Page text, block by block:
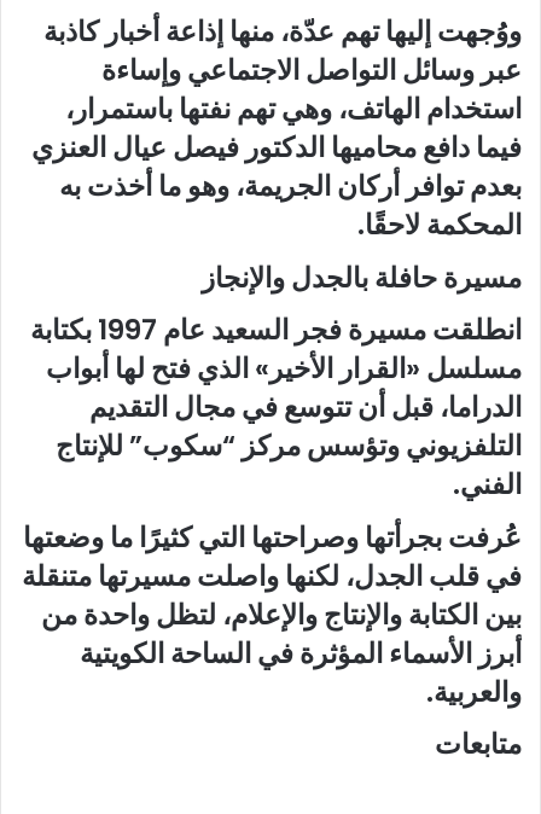
ووُجهت إليها تهم عدّة، منها إذاعة أخبار كاذبة
عبر وسائل التواصل الاجتماعي وإساءة
استخدام الهاتف، وهي تهم نفتها باستمرار،
فيما دافع محاميها الدكتور فيصل عيال العنزي
بعدم توافر أركان الجريمة، وهو ما أخذت به
المحكمة لاحقًا.
مسيرة حافلة بالجدل والإنجاز
انطلقت مسيرة فجر السعيد عام 1997 بكتابة
مسلسل «القرار الأخير» الذي فتح لها أبواب
الدراما، قبل أن تتوسع في مجال التقديم
التلفزيوني وتؤسس مركز “سكوب” للإنتاج
الفني.
عُرفت بجرأتها وصراحتها التي كثيرًا ما وضعتها
في قلب الجدل، لكنها واصلت مسيرتها متنقلة
بين الكتابة والإنتاج والإعلام، لتظل واحدة من
أبرز الأسماء المؤثرة في الساحة الكويتية
والعربية.
متابعات